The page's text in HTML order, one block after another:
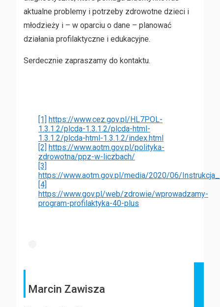
aktualne problemy i potrzeby zdrowotne dzieci i
młodzieży i – w oparciu o dane – planować
działania profilaktyczne i edukacyjne.
Serdecznie zapraszamy do kontaktu.
[1] https://www.cez.gov.pl/HL7POL-
1.3.1.2/plcda-1.3.1.2/plcda-html-
1.3.1.2/plcda-html-1.3.1.2/index.html
[2] https://www.aotm.gov.pl/polityka-
zdrowotna/ppz-w-liczbach/
[3]
https://www.aotm.gov.pl/media/2020/06/
[4]
https://www.gov.pl/web/zdrowie/wprowadzamy-
program-profilaktyka-40-plus
Marcin Zawisza